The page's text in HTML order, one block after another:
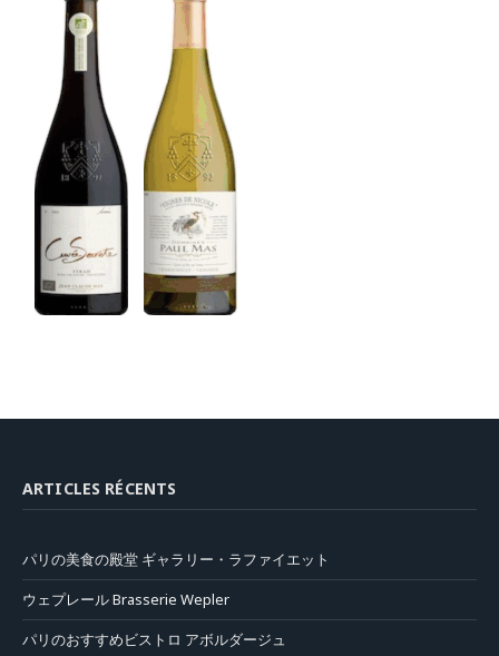
ARTICLES RÉCENTS
パリの美食の殿堂 ギャラリー・ラファイエット
ウェプレール Brasserie Wepler
パリのおすすめビストロ アボルダージュ